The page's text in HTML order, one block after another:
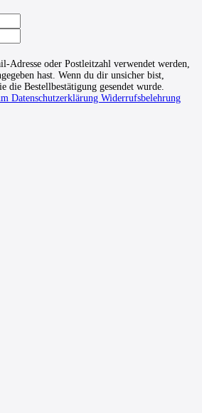
Adresse oder Postleitzahl verwendet werden,
hast. Wenn du dir unsicher bist,
die Bestellbestätigung gesendet wurde.
Datenschutzerklärung Widerrufsbelehrung